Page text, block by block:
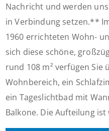
Nachricht und werden
in Verbindung setzen.**
1960 errichteten Wohn-
sich diese schöne,
rund 108 m² verfügen Sie
Wohnbereich, ein
ein Tageslichtbad mit
Balkone. Die Aufteilung ist